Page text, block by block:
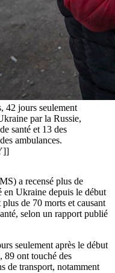
42 jours seulement
par la Russie,
santé et 13 des
ambulances.
a recensé plus de
en Ukraine depuis le début
de 70 morts et causant
selon un rapport publié
seulement après le début
89 ont touché des
de transport, notamment